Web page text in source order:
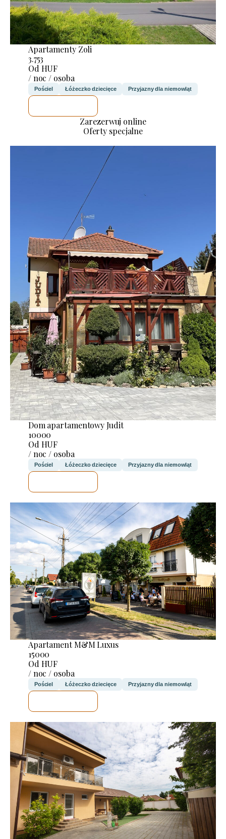
Apartamenty Zoli
3.753
Od HUF
/ noc / osoba
Pościel Łóżeczko dziecięce Przyjazny dla niemowląt
Zarezerwuj online
Oferty specjalne
Dom apartamentowy Judit
10000
Od HUF
/ noc / osoba
Pościel Łóżeczko dziecięce Przyjazny dla niemowląt
Apartament M&M Luxus
15000
Od HUF
/ noc / osoba
Pościel Łóżeczko dziecięce Przyjazny dla niemowląt